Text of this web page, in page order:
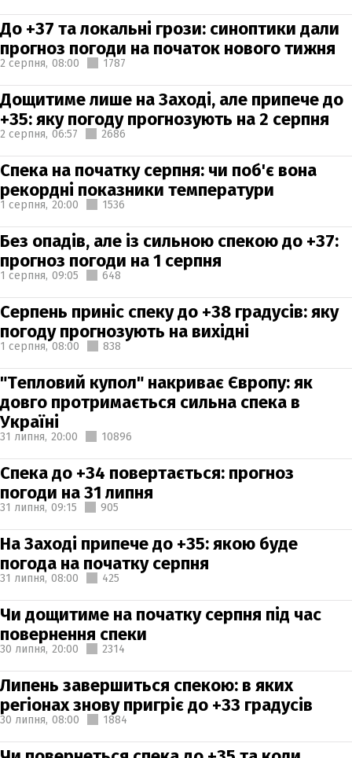
До +37 та локальні грози: синоптики дали
прогноз погоди на початок нового тижня
2 серпня, 08:00 1787
Дощитиме лише на Заході, але припече до
+35: яку погоду прогнозують на 2 серпня
2 серпня, 06:57 2686
Спека на початку серпня: чи поб'є вона
рекордні показники температури
1 серпня, 20:00 1536
Без опадів, але із сильною спекою до +37:
прогноз погоди на 1 серпня
1 серпня, 09:05 648
Серпень приніс спеку до +38 градусів: яку
погоду прогнозують на вихідні
1 серпня, 08:00 838
"Тепловий купол" накриває Європу: як
довго протримається сильна спека в
Україні
31 липня, 20:00 10896
Спека до +34 повертається: прогноз
погоди на 31 липня
31 липня, 09:15 905
На Заході припече до +35: якою буде
погода на початку серпня
31 липня, 08:00 425
Чи дощитиме на початку серпня під час
повернення спеки
30 липня, 20:00 2314
Липень завершиться спекою: в яких
регіонах знову пригріє до +33 градусів
30 липня, 08:00 1884